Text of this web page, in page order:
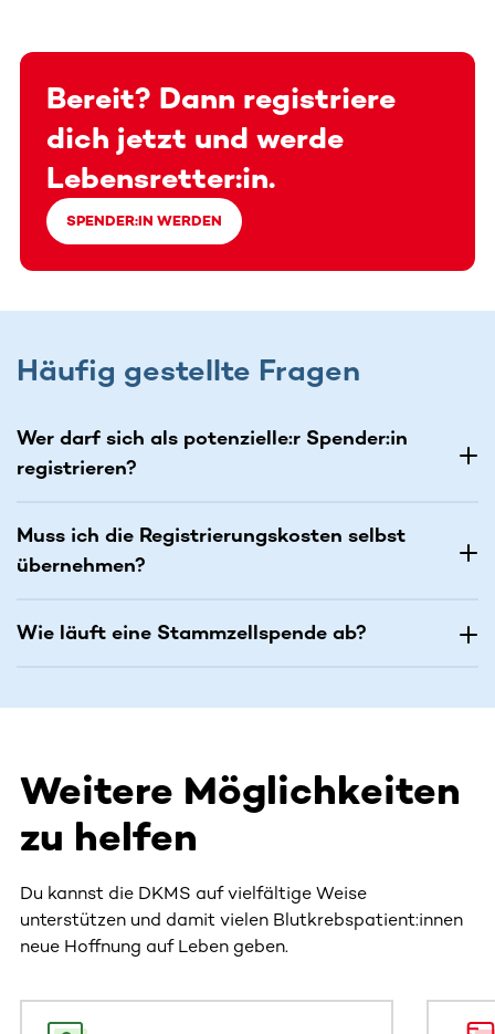
Bereit? Dann registriere
dich jetzt und werde
Lebensretter:in.
SPENDER:IN WERDEN
Häufig gestellte Fragen
Wer darf sich als potenzielle:r Spender:in
registrieren?
Muss ich die Registrierungskosten selbst
übernehmen?
Wie läuft eine Stammzellspende ab?
Weitere Möglichkeiten
zu helfen
Du kannst die DKMS auf vielfältige Weise
unterstützen und damit vielen Blutkrebspatient:innen
neue Hoffnung auf Leben geben.